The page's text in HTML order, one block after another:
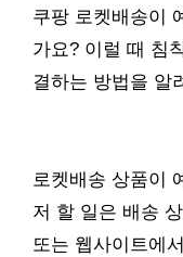
쿠팡 로켓배송이
가요? 이럴 때 침
결하는 방법을 알
로켓배송 상품이
저 할 일은 배송
또는 웹사이트에